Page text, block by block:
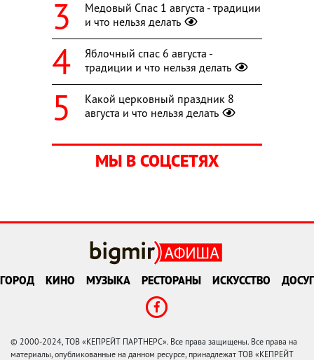
Медовый Спас 1 августа - традиции
и что нельзя делать
Яблочный спас 6 августа -
традиции и что нельзя делать
Какой церковный праздник 8
августа и что нельзя делать
МЫ В СОЦСЕТЯХ
ГОРОД КИНО МУЗЫКА РЕСТОРАНЫ ИСКУССТВО ДОСУГ
© 2000-2024, ТОВ «КЕПРЕЙТ ПАРТНЕРС». Все права защищены. Все права на
материалы, опубликованные на данном ресурсе, принадлежат ТОВ «КЕПРЕЙТ